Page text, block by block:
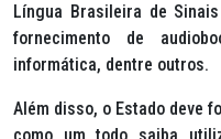
Língua Brasileira de
fornecimento de
informática, dentre outros.
Além disso, o Estado deve